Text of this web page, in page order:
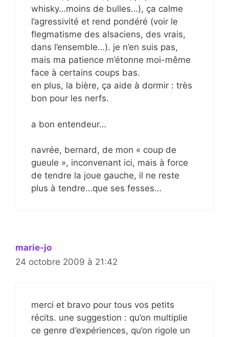
whisky…moins de bulles…), ça calme
l’agressivité et rend pondéré (voir le
flegmatisme des alsaciens, des vrais,
dans l’ensemble…). je n’en suis pas,
mais ma patience m’étonne moi-même
face à certains coups bas.
en plus, la bière, ça aide à dormir : très
bon pour les nerfs.
a bon entendeur…
navrée, bernard, de mon « coup de
gueule », inconvenant ici, mais à force
de tendre la joue gauche, il ne reste
plus à tendre…que ses fesses…
marie-jo
24 octobre 2009 à 21:42
merci et bravo pour tous vos petits
récits. une suggestion : qu’on multiplie
ce genre d’expériences, qu’on rigole un